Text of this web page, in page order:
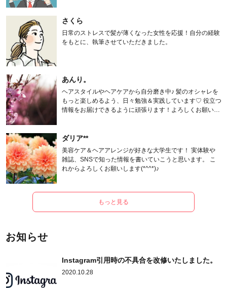
さくら
日常のストレスで髪が薄くなった女性を応援！自分の経験
をもとに、執筆させていただきました。
あんり。
ヘアスタイルやヘアケアから自分磨き中♪ 髪のオシャレを
もっと楽しめるよう、日々勉強＆実践しています♡ 役立つ
情報をお届けできるように頑張ります！よろしくお願いし
ダリア**
美容ケア＆ヘアアレンジが好きな大学生です！ 実体験や
雑誌、SNSで知った情報を書いていこうと思います。 こ
れからよろしくお願いします(*^^*)♪
もっと見る
お知らせ
Instagram引用時の不具合を改修いたしました。
2020.10.28